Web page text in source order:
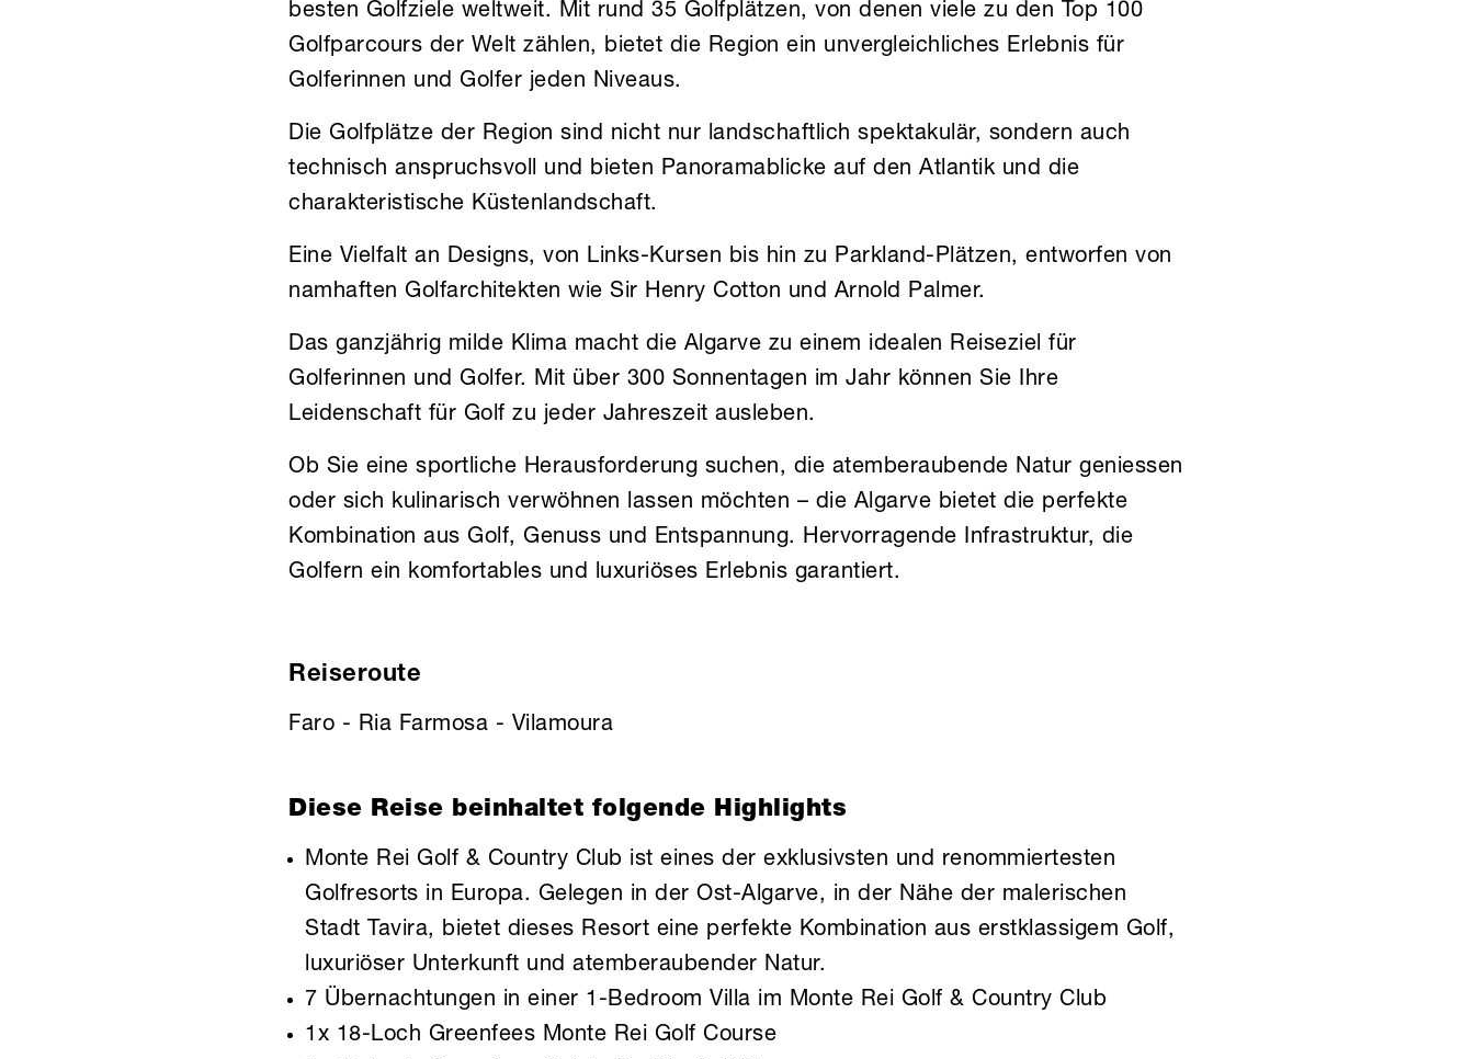
besten Golfziele weltweit. Mit rund 35 Golfplätzen, von denen viele zu den Top 100
Golfparcours der Welt zählen, bietet die Region ein unvergleichliches Erlebnis für
Golferinnen und Golfer jeden Niveaus.
Die Golfplätze der Region sind nicht nur landschaftlich spektakulär, sondern auch
technisch anspruchsvoll und bieten Panoramablicke auf den Atlantik und die
charakteristische Küstenlandschaft.
Eine Vielfalt an Designs, von Links-Kursen bis hin zu Parkland-Plätzen, entworfen von
namhaften Golfarchitekten wie Sir Henry Cotton und Arnold Palmer.
Das ganzjährig milde Klima macht die Algarve zu einem idealen Reiseziel für
Golferinnen und Golfer. Mit über 300 Sonnentagen im Jahr können Sie Ihre
Leidenschaft für Golf zu jeder Jahreszeit ausleben.
Ob Sie eine sportliche Herausforderung suchen, die atemberaubende Natur geniessen
oder sich kulinarisch verwöhnen lassen möchten – die Algarve bietet die perfekte
Kombination aus Golf, Genuss und Entspannung. Hervorragende Infrastruktur, die
Golfern ein komfortables und luxuriöses Erlebnis garantiert.
Reiseroute
Faro - Ria Farmosa - Vilamoura
Diese Reise beinhaltet folgende Highlights
Monte Rei Golf & Country Club ist eines der exklusivsten und renommiertesten
Golfresorts in Europa. Gelegen in der Ost-Algarve, in der Nähe der malerischen
Stadt Tavira, bietet dieses Resort eine perfekte Kombination aus erstklassigem Golf,
luxuriöser Unterkunft und atemberaubender Natur.
7 Übernachtungen in einer 1-Bedroom Villa im Monte Rei Golf & Country Club
1x 18-Loch Greenfees Monte Rei Golf Course